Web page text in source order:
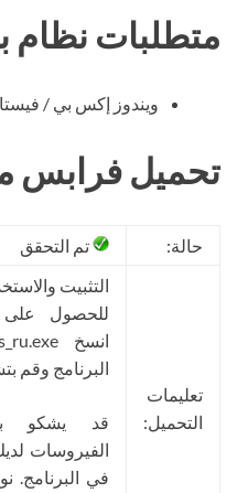
متطلبات نظام
ويندوز إكس بي / فيستا / 7 / 8 /
تحميل فرابس
حالة: تم التحقق
تعليمات
التحميل:
التثبيت
للحصول على
البرنامج وقم
قد يشكو
الفيروسات
في البرنامج.